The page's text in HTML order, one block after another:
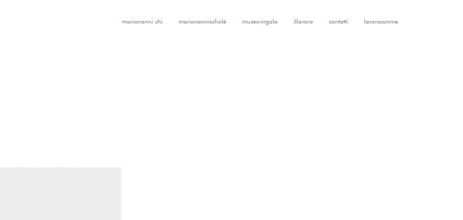
marionanni chi marionannischolé museovirgola illavoro contatti lavoraconme